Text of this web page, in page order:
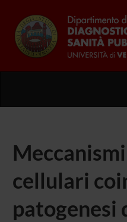
cellulari
patogenesi